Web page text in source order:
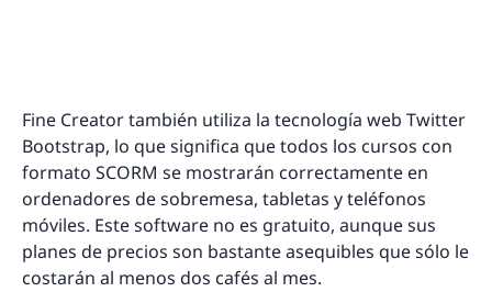
Fine Creator también utiliza la tecnología web Twitter
Bootstrap, lo que significa que todos los cursos con
formato SCORM se mostrarán correctamente en
ordenadores de sobremesa, tabletas y teléfonos
móviles. Este software no es gratuito, aunque sus
planes de precios son bastante asequibles que sólo le
costarán al menos dos cafés al mes.